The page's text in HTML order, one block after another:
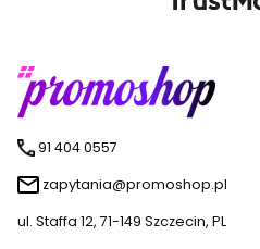
91 404 0557
zapytania@promoshop.pl
ul. Staffa 12, 71-149 Szczecin, PL